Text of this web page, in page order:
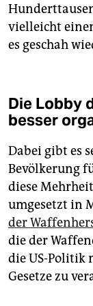
vielleicht
es geschah
Die Lobby
besser
Dabei gibt es
Bevölkerung
diese
umgesetzt in
der
die der
die US-Politik
Gesetze zu